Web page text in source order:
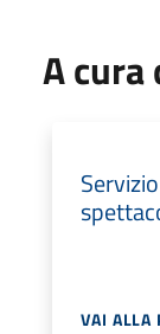
A cura
VAI ALLA